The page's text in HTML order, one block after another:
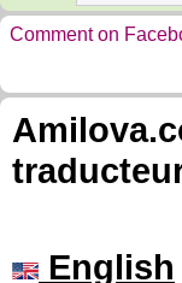
Comment on
English